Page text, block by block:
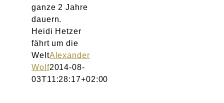
ganze 2 Jahre
dauern.
Heidi Hetzer
fährt um die
WeltAlexander
Wolf2014-08-
03T11:28:17+02:00